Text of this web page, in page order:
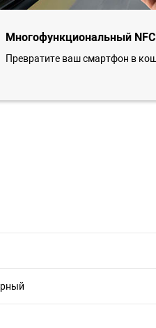
Многофункциональный NFC
Превратите ваш смартфон в